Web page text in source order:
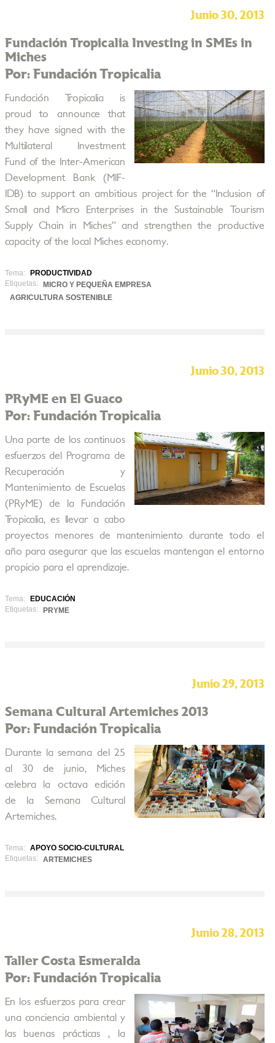
Junio 30, 2013
Fundación Tropicalia Investing in SMEs in
Miches
Por: Fundación Tropicalia
Fundación Tropicalia is
proud to announce that
they have signed with the
Multilateral Investment
Fund of the Inter-American
Development Bank (MIF-
IDB) to support an ambitious project for the “Inclusion of
Small and Micro Enterprises in the Sustainable Tourism
Supply Chain in Miches” and strengthen the productive
capacity of the local Miches economy.
Tema:
PRODUCTIVIDAD
Etiquetas:
MICRO Y PEQUEÑA EMPRESA
AGRICULTURA SOSTENIBLE
Junio 30, 2013
PRyME en El Guaco
Por: Fundación Tropicalia
Una parte de los continuos
esfuerzos del Programa de
Recuperación y
Mantenimiento de Escuelas
(PRyME) de la Fundación
Tropicalia, es llevar a cabo
proyectos menores de mantenimiento durante todo el
año para asegurar que las escuelas mantengan el entorno
propicio para el aprendizaje.
Tema:
EDUCACIÓN
Etiquetas:
PRYME
Junio 29, 2013
Semana Cultural Artemiches 2013
Por: Fundación Tropicalia
Durante la semana del 25
al 30 de junio, Miches
celebra la octava edición
de la Semana Cultural
Artemiches.
Tema:
APOYO SOCIO-CULTURAL
Etiquetas:
ARTEMICHES
Junio 28, 2013
Taller Costa Esmeralda
Por: Fundación Tropicalia
En los esfuerzos para crear
una conciencia ambiental y
las buenas prácticas , la